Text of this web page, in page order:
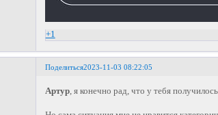
+1
Поделиться2023-11-03 08:22:05
Артур, я конечно рад, что у тебя получилось